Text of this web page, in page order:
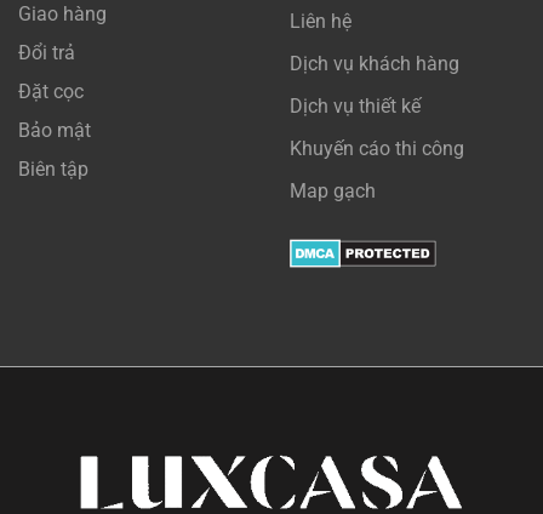
Giao hàng
Đổi trả
Đặt cọc
Bảo mật
Biên tập
Liên hệ
Dịch vụ khách hàng
Dịch vụ thiết kế
Khuyến cáo thi công
Map gạch